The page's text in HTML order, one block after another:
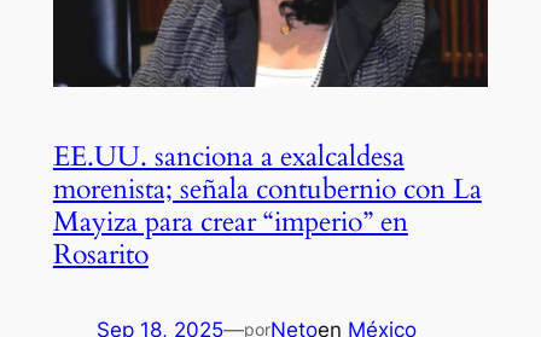
EE.UU. sanciona a exalcaldesa
morenista; señala contubernio con La
Mayiza para crear “imperio” en
Rosarito
Sep 18, 2025—porNetoen México